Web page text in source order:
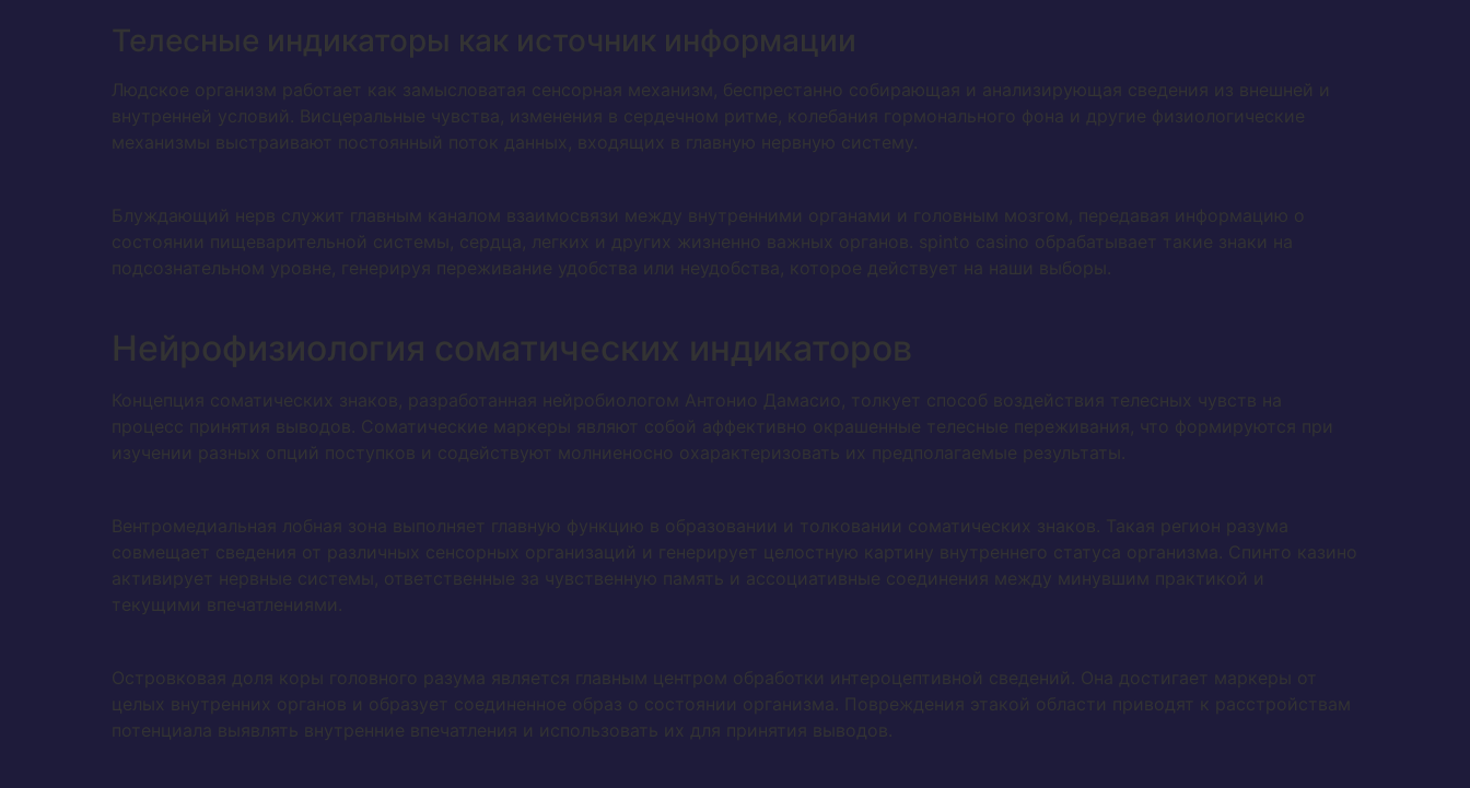
Телесные индикаторы как источник информации
Людское организм работает как замысловатая сенсорная механизм, беспрестанно собирающая и анализирующая сведения из внешней и
внутренней условий. Висцеральные чувства, изменения в сердечном ритме, колебания гормонального фона и другие физиологические
механизмы выстраивают постоянный поток данных, входящих в главную нервную систему.
Блуждающий нерв служит главным каналом взаимосвязи между внутренними органами и головным мозгом, передавая информацию о
состоянии пищеварительной системы, сердца, легких и других жизненно важных органов. spinto casino обрабатывает такие знаки на
подсознательном уровне, генерируя переживание удобства или неудобства, которое действует на наши выборы.
Нейрофизиология соматических индикаторов
Концепция соматических знаков, разработанная нейробиологом Антонио Дамасио, толкует способ воздействия телесных чувств на
процесс принятия выводов. Соматические маркеры являют собой аффективно окрашенные телесные переживания, что формируются при
изучении разных опций поступков и содействуют молниеносно охарактеризовать их предполагаемые результаты.
Вентромедиальная лобная зона выполняет главную функцию в образовании и толковании соматических знаков. Такая регион разума
совмещает сведения от различных сенсорных организаций и генерирует целостную картину внутреннего статуса организма. Спинто казино
активирует нервные системы, ответственные за чувственную память и ассоциативные соединения между минувшим практикой и
текущими впечатлениями.
Островковая доля коры головного разума является главным центром обработки интероцептивной сведений. Она достигает маркеры от
целых внутренних органов и образует соединенное образ о состоянии организма. Повреждения этакой области приводят к расстройствам
потенциала выявлять внутренние впечатления и использовать их для принятия выводов.